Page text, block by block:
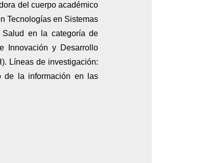
del cuerpo académico
Tecnologías en Sistemas
Salud en la categoría de
Innovación y Desarrollo
Líneas de investigación:
de la información en las